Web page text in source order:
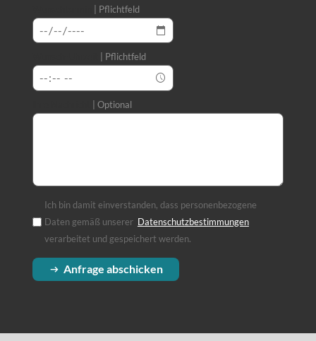
Pflichtfeld
Pflichtfeld
Optional
Ich bin damit einverstanden, dass personenbezogene
Daten gemäß unserer Datenschutzbestimmungen(Öffnet in einem
verarbeitet und gespeichert werden.
Anfrage abschicken